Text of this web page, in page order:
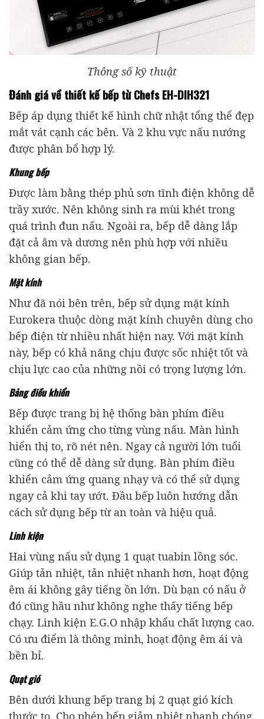
Thông số kỹ thuật
Đánh giá về thiết kế bếp từ Chefs EH-DIH321
Bếp áp dụng thiết kế hình chữ nhật tổng thể đẹp
mắt vát cạnh các bên. Và 2 khu vực nấu nướng
được phân bổ hợp lý.
Khung bếp
Được làm bằng thép phủ sơn tĩnh điện không dễ
trầy xước. Nên không sinh ra mùi khét trong
quá trình đun nấu. Ngoài ra, bếp dễ dàng lắp
đặt cả âm và dương nên phù hợp với nhiều
không gian bếp.
Mặt kính
Như đã nói bên trên, bếp sử dụng mặt kính
Eurokera thuộc dòng mặt kính chuyên dùng cho
bếp điện từ nhiều nhất hiện nay. Với mặt kính
này, bếp có khả năng chịu được sốc nhiệt tốt và
chịu lực cao của những nồi có trọng lượng lớn.
Bảng điều khiển
Bếp được trang bị hệ thống bàn phím điều
khiển cảm ứng cho từng vùng nấu. Màn hình
hiển thị to, rõ nét nên. Ngay cả người lớn tuổi
cũng có thể dễ dàng sử dụng. Bàn phím điều
khiển cảm ứng quang nhạy và có thể sử dụng
ngay cả khi tay ướt. Đầu bếp luôn hướng dẫn
cách sử dụng bếp từ an toàn và hiệu quả.
Linh kiện
Hai vùng nấu sử dụng 1 quạt tuabin lồng sóc.
Giúp tản nhiệt, tản nhiệt nhanh hơn, hoạt động
êm ái không gây tiếng ồn lớn. Dù bạn có nấu ở
đó cũng hầu như không nghe thấy tiếng bếp
chạy. Linh kiện E.G.O nhập khẩu chất lượng cao.
Có ưu điểm là thông minh, hoạt động êm ái và
bền bỉ.
Quạt gió
Bên dưới khung bếp trang bị 2 quạt gió kích
thước to. Cho phép bếp giảm nhiệt nhanh chóng